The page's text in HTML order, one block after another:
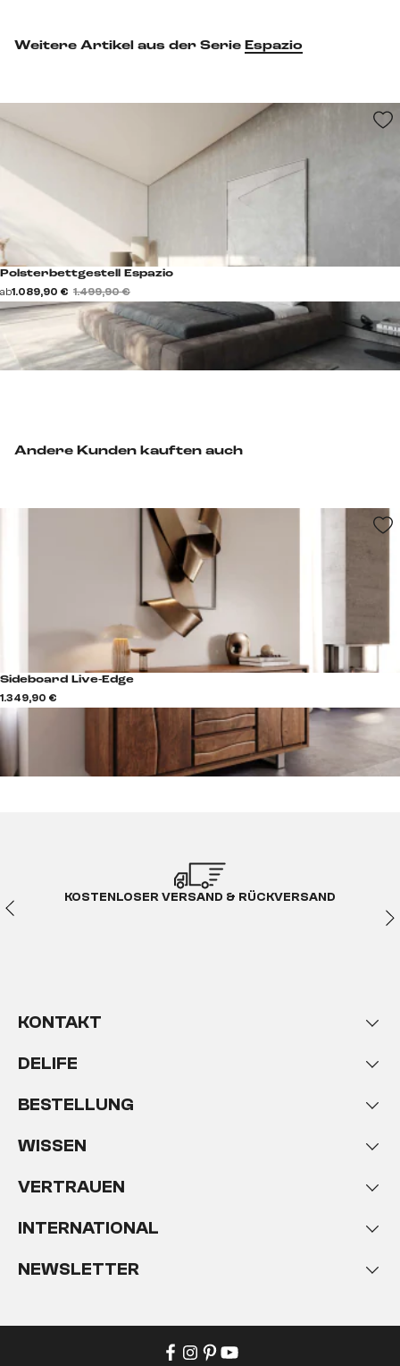
Andere Kunden kauften auch
Sideboard Live-Edge
1.349,90 €
Weitere Artikel aus der Serie Espazio
Polsterbettgestell Espazio
ab1.089,90 € 1.499,90 €
KOSTENLOSER VERSAND & RÜCKVERSAND
KONTAKT
DELIFE
BESTELLUNG
WISSEN
VERTRAUEN
INTERNATIONAL
NEWSLETTER